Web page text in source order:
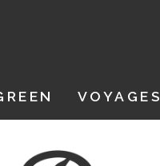
VOYAGES